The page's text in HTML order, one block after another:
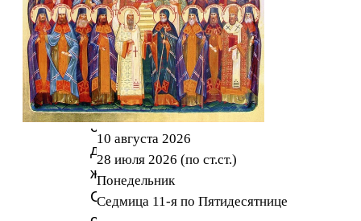
мудрость
Православия,
вбирают
в
себя
опыт
духовной
жизни
Святых
10 августа 2026
28 июля 2026 (по ст.ст.)
Понедельник
Седмица 11-я по Пятидесятнице